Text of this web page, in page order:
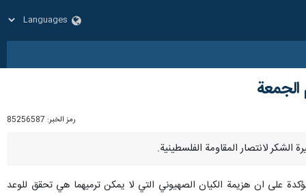
رمز الخبر: 85256587
على ان هزيمة الكيان الصهيوني التي لا يمكن ترميهما هي تحقق للوعد